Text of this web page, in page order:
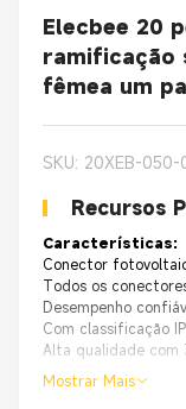
Elecbee 20
ramificação
fêmea um
SKU: 20XEB-050-
Recursos
Características:
Conector
Todos os
Desempenho
Com classificação
Alta qualidade com
Mostrar Mais